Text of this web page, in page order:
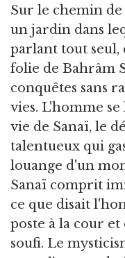
Sur le chemin de
un jardin dans
parlant tout
folie de Bahrâm
conquêtes sans
vies. L'homme
vie de Sanaï, le
talentueux qui
louange d'un
Sanaï comprit
ce que disait
poste à la cour
soufi. Le